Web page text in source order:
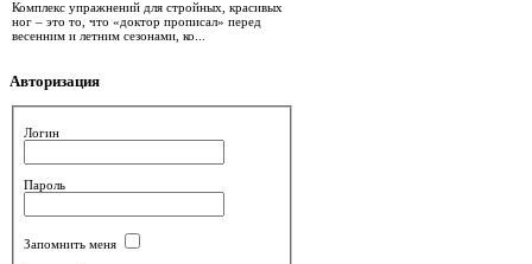
Комплекс упражнений для стройных, красивых
ног – это то, что «доктор прописал» перед
весенним и летним сезонами, ко...
Авторизация
Логин
Пароль
Запомнить меня